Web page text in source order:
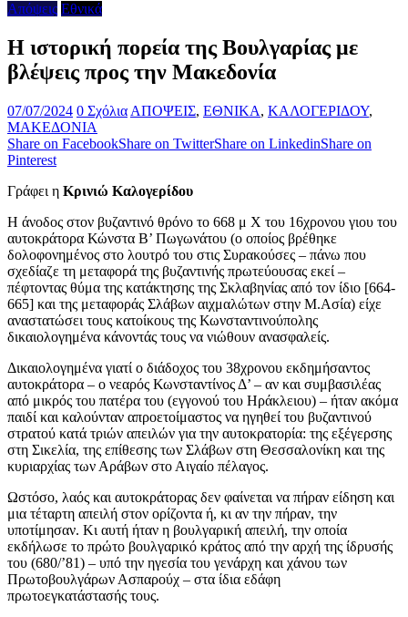
Απόψεις Εθνικά
Η ιστορική πορεία της Βουλγαρίας με
βλέψεις προς την Μακεδονία
07/07/2024 0 Σχόλια ΑΠΟΨΕΙΣ, ΕΘΝΙΚΑ, ΚΑΛΟΓΕΡΙΔΟΥ,
ΜΑΚΕΔΟΝΙΑ
Share on FacebookShare on TwitterShare on LinkedinShare on
Pinterest
Γράφει η Κρινιώ Καλογερίδου
Η άνοδος στον βυζαντινό θρόνο το 668 μ Χ του 16χρονου γιου του
αυτοκράτορα Κώνστα Β’ Πωγωνάτου (ο οποίος βρέθηκε
δολοφονημένος στο λουτρό του στις Συρακούσες – πάνω που
σχεδίαζε τη μεταφορά της βυζαντινής πρωτεύουσας εκεί –
πέφτοντας θύμα της κατάκτησης της Σκλαβηνίας από τον ίδιο [664-
665] και της μεταφοράς Σλάβων αιχμαλώτων στην Μ.Ασία) είχε
αναστατώσει τους κατοίκους της Κωνσταντινούπολης
δικαιολογημένα κάνοντάς τους να νιώθουν ανασφαλείς.
Δικαιολογημένα γιατί ο διάδοχος του 38χρονου εκδημήσαντος
αυτοκράτορα – ο νεαρός Κωνσταντίνος Δ’ – αν και συμβασιλέας
από μικρός του πατέρα του (εγγονού του Ηράκλειου) – ήταν ακόμα
παιδί και καλούνταν απροετοίμαστος να ηγηθεί του βυζαντινού
στρατού κατά τριών απειλών για την αυτοκρατορία: της εξέγερσης
στη Σικελία, της επίθεσης των Σλάβων στη Θεσσαλονίκη και της
κυριαρχίας των Αράβων στο Αιγαίο πέλαγος.
Ωστόσο, λαός και αυτοκράτορας δεν φαίνεται να πήραν είδηση και
μια τέταρτη απειλή στον ορίζοντα ή, κι αν την πήραν, την
υποτίμησαν. Κι αυτή ήταν η βουλγαρική απειλή, την οποία
εκδήλωσε το πρώτο βουλγαρικό κράτος από την αρχή της ίδρυσής
του (680/’81) – υπό την ηγεσία του γενάρχη και χάνου των
Πρωτοβουλγάρων Ασπαρούχ – στα ίδια εδάφη
πρωτοεγκατάστασής τους.